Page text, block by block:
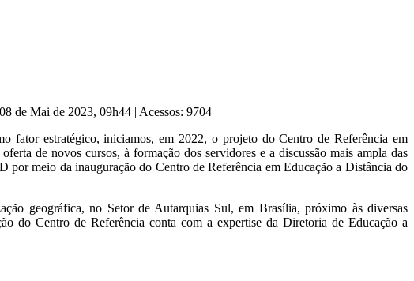
de Mai de 2023, 09h44 | Acessos: 9704
fator estratégico, iniciamos, em 2022, o projeto do Centro de Referência em
de novos cursos, à formação dos servidores e a discussão mais ampla das
meio da inauguração do Centro de Referência em Educação a Distância do
geográfica, no Setor de Autarquias Sul, em Brasília, próximo às diversas
do Centro de Referência conta com a expertise da Diretoria de Educação a